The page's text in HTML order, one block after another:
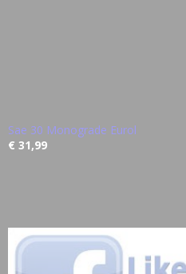
Sae 30 Monograde Eurol
€ 31,99